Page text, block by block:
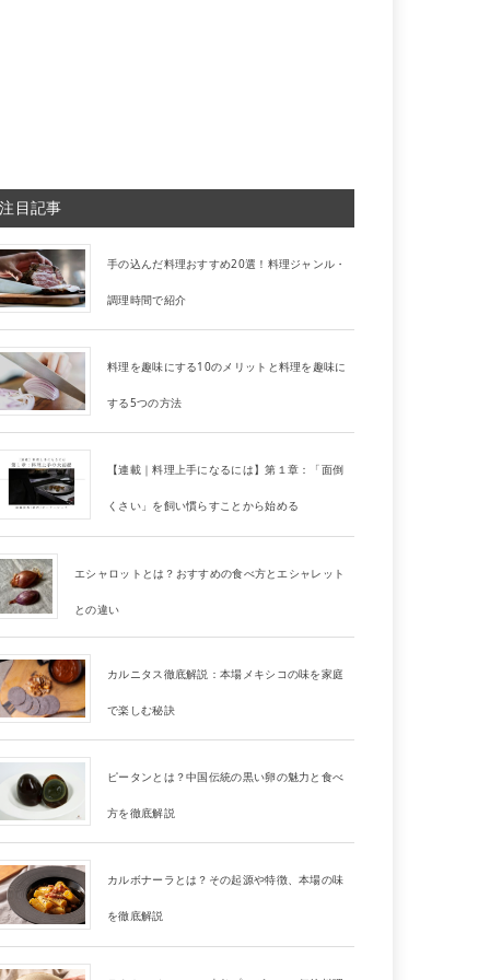
注目記事
手の込んだ料理おすすめ20選！料理ジャンル・
調理時間で紹介
料理を趣味にする10のメリットと料理を趣味に
する5つの方法
【連載｜料理上手になるには】第１章：「面倒
くさい」を飼い慣らすことから始める
エシャロットとは？おすすめの食べ方とエシャレット
との違い
カルニタス徹底解説：本場メキシコの味を家庭
で楽しむ秘訣
ピータンとは？中国伝統の黒い卵の魅力と食べ
方を徹底解説
カルボナーラとは？その起源や特徴、本場の味
を徹底解説